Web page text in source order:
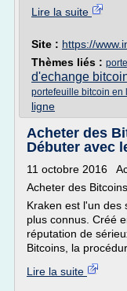
Lire la suite
Site : https://
Thèmes liés :
d'echange
portefeuille bitcoin en
ligne
Acheter des
Débuter avec
11 octobre 2016
Acheter des
Kraken est l'un des
plus connus. Créé
réputation de
Bitcoins, la
Lire la suite